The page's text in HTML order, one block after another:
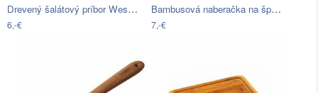
Drevený šalátový príbor Westmark
6,-€
Bambusová naberačka na špagety Bambum
7,-€